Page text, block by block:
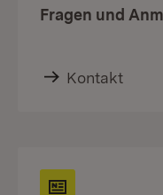
Fragen und
Kontakt